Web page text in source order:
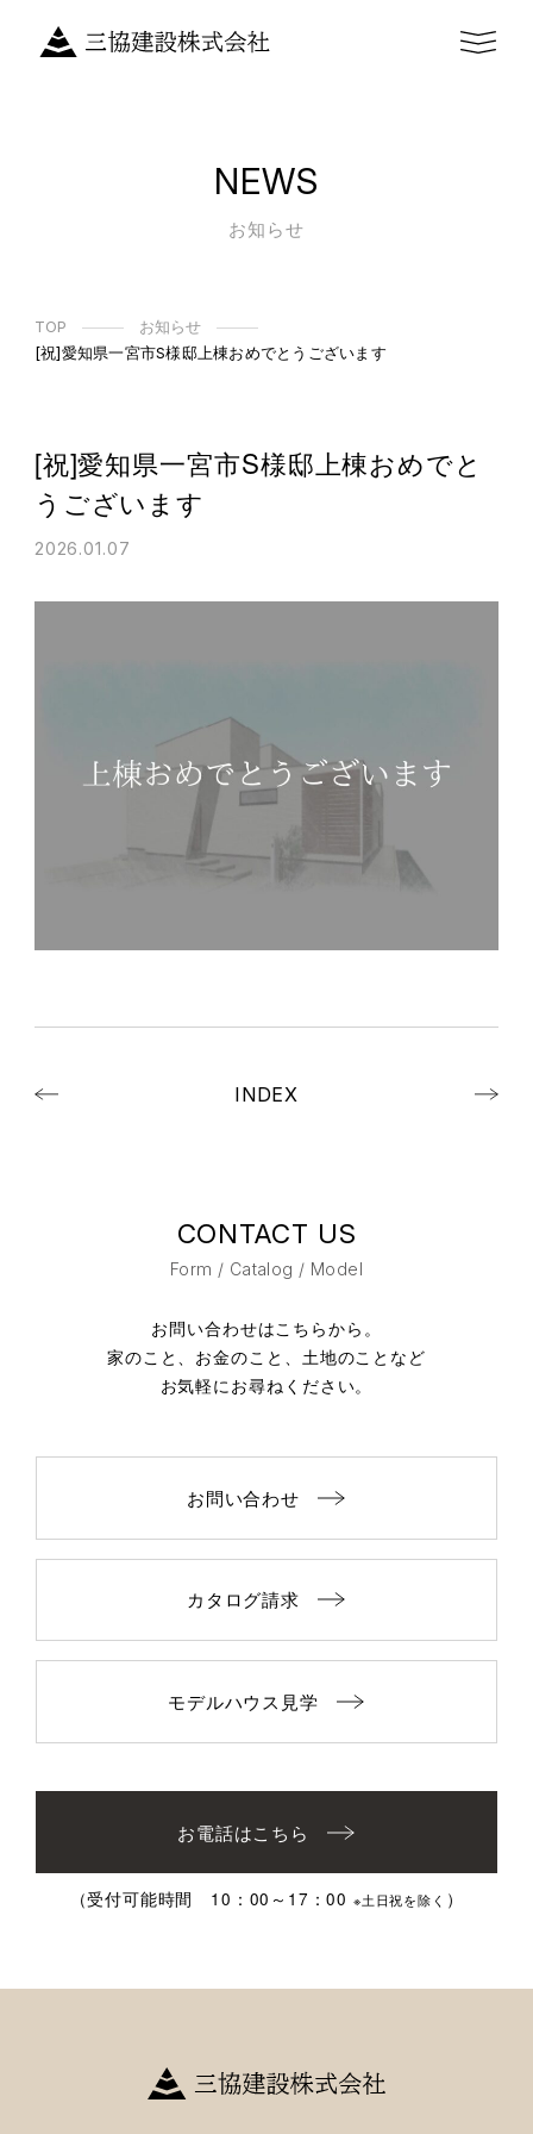
NEWS
お知らせ
TOP
お知らせ
[祝]愛知県一宮市S様邸上棟おめでとうございます
[祝]愛知県一宮市S様邸上棟おめでと
うございます
2026.01.07
INDEX
CONTACT US
Form / Catalog / Model
お問い合わせはこちらから。
家のこと、お金のこと、土地のことなど
お気軽にお尋ねください。
お問い合わせ
カタログ請求
モデルハウス見学
お電話はこちら
（受付可能時間 10：00～17：00 ※土日祝を除く ）